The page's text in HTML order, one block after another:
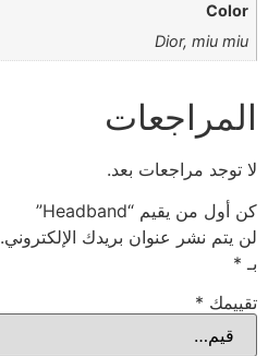
Color
Dior, miu miu
المراجعات
لا توجد مراجعات بعد.
كن أول من يقيم “Headband”
لن يتم نشر عنوان بريدك الإلكتروني.
بـ *
تقييمك *